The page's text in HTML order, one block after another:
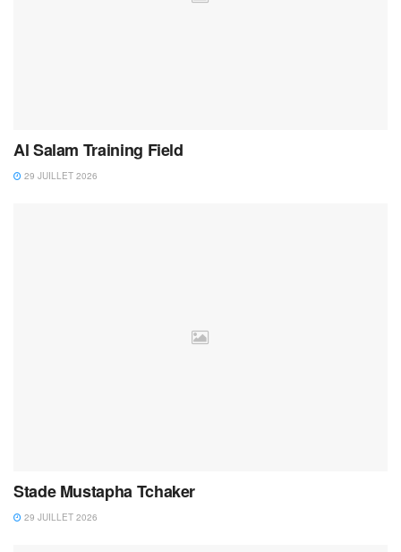
Al Salam Training Field
29 JUILLET 2026
Stade Mustapha Tchaker
29 JUILLET 2026